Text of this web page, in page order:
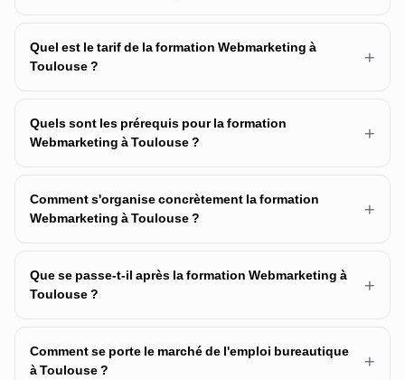
Quel est le tarif de la formation Webmarketing à
Toulouse ?
+
Quels sont les prérequis pour la formation
Webmarketing à Toulouse ?
+
Comment s'organise concrètement la formation
Webmarketing à Toulouse ?
+
Que se passe-t-il après la formation Webmarketing à
Toulouse ?
+
Comment se porte le marché de l'emploi bureautique
à Toulouse ?
+